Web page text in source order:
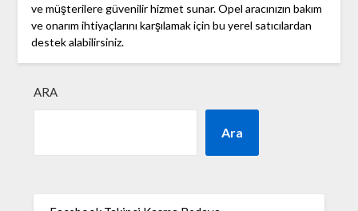
ve müşterilere güvenilir hizmet sunar. Opel aracınızın bakım
ve onarım ihtiyaçlarını karşılamak için bu yerel satıcılardan
destek alabilirsiniz.
ARA
Ara